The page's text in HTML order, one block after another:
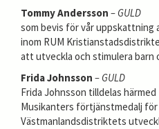
Tommy Andersson – GULD
som bevis för vår uppskattning
inom RUM
att utveckla och stimulera barn
Frida Johnsson – GULD
Frida Johnsson tilldelas
Musikanters förtjänstmedalj
Västmanlandsdistriktets